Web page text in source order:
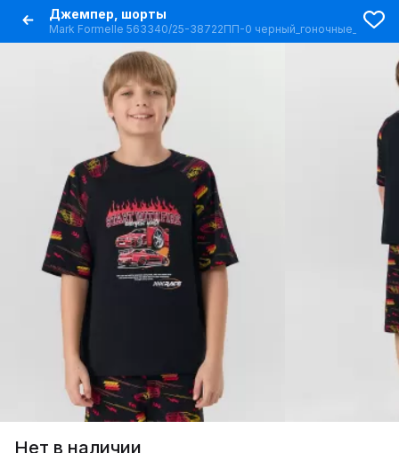
Джемпер, шорты
Mark Formelle 563340/25-38722ПП-0
Нет в наличии